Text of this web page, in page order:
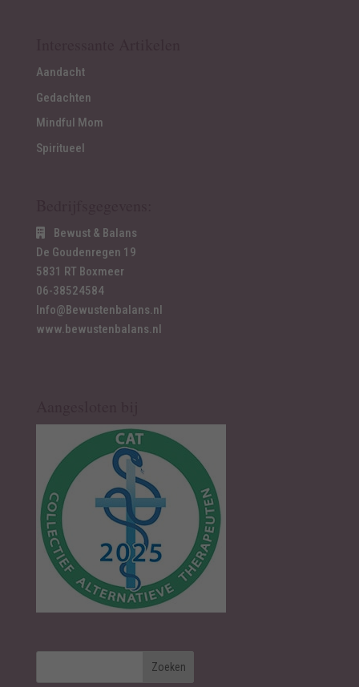
Aandacht
Gedachten
Mindful Mom
Spiritueel
Bewust & Balans
De Goudenregen 19
5831 RT Boxmeer
06-38524584
Info@Bewustenbalans.nl
www.bewustenbalans.nl